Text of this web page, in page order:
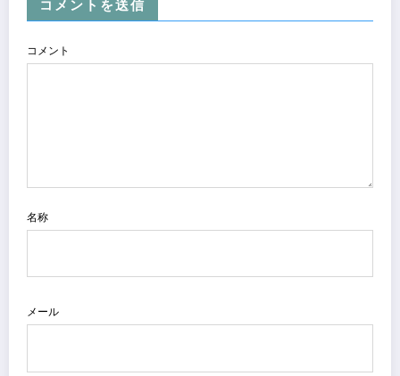
コメントを送信
コメント
名称
メール